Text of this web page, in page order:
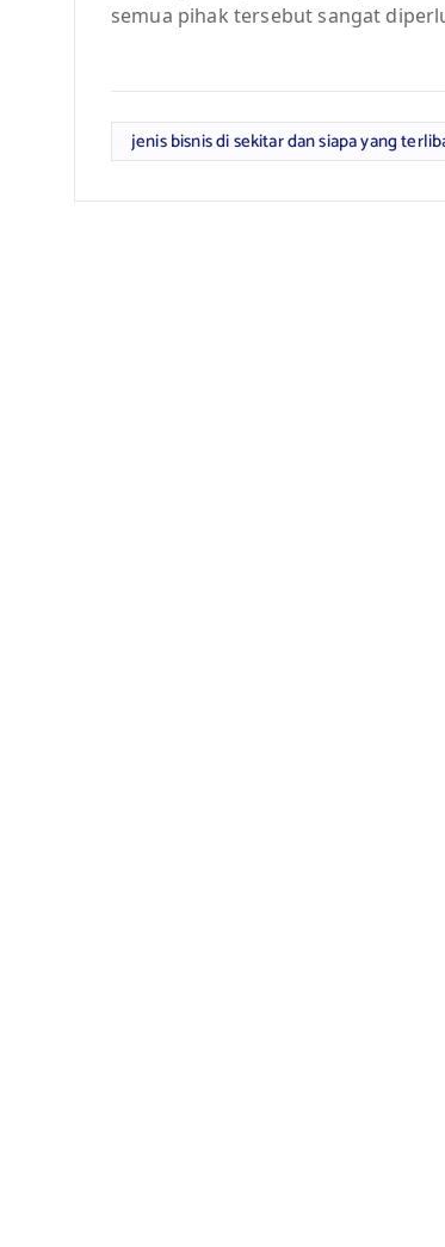
semua pihak tersebut sangat
jenis bisnis di sekitar dan siapa yang